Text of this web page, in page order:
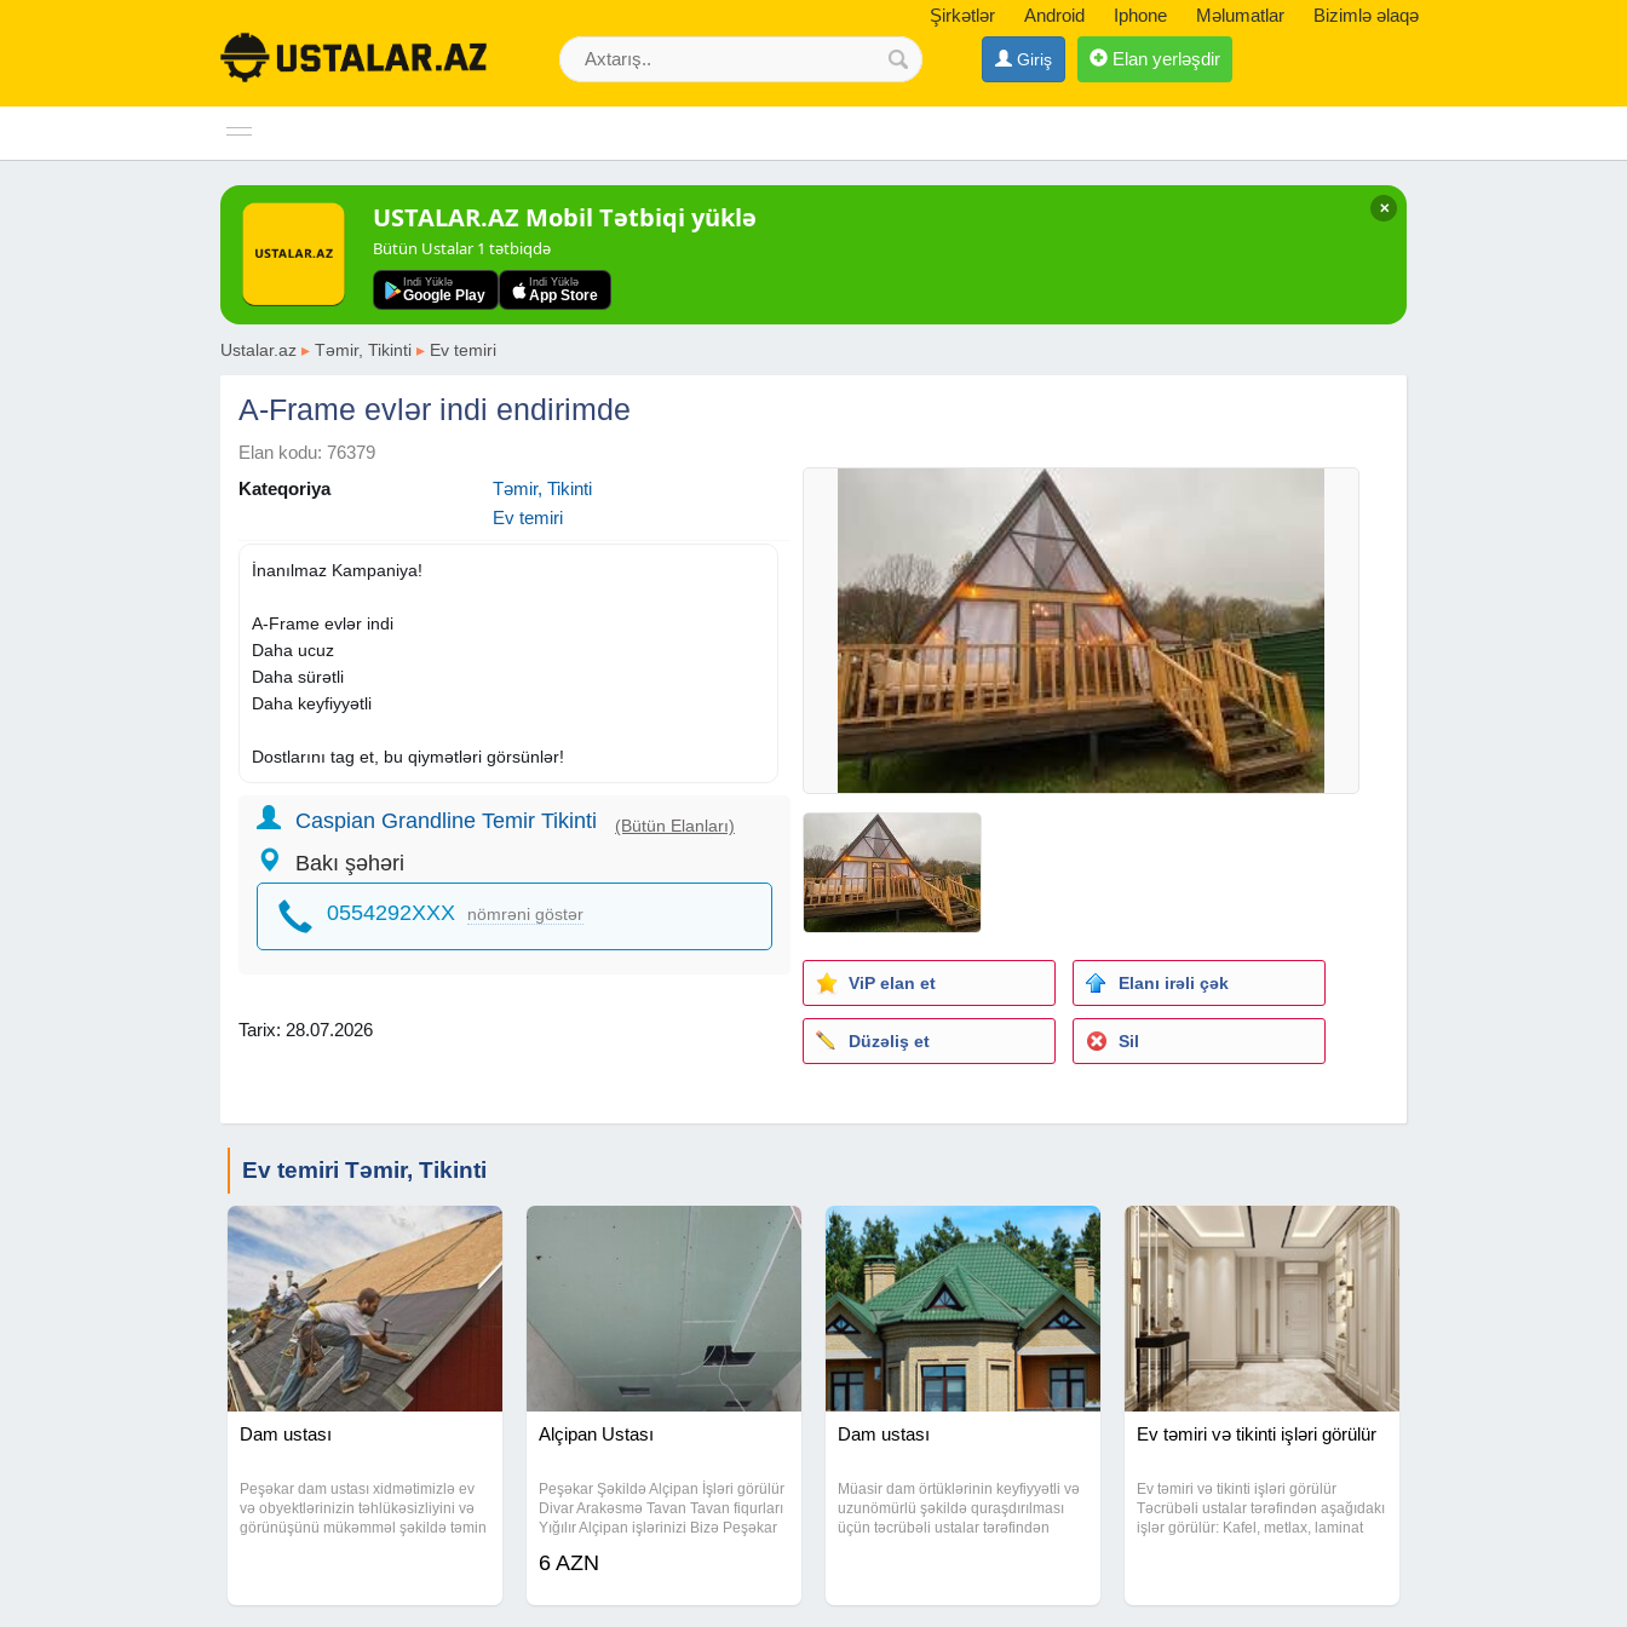
Şirkətlər Android Iphone Məlumatlar Bizimlə əlaqə
Giriş Elan yerləşdir
✕
USTALAR.AZ Mobil Tətbiqi yüklə
Bütün Ustalar 1 tətbiqdə
Indi Yüklə
Google Play
Indi Yüklə
App Store
Ustalar.az ▸ Təmir, Tikinti ▸ Ev temiri
A-Frame evlər indi endirimde
Elan kodu: 76379
Kateqoriya
Təmir, Tikinti
Ev temiri
İnanılmaz Kampaniya!
A-Frame evlər indi
Daha ucuz
Daha sürətli
Daha keyfiyyətli
Dostlarını tag et, bu qiymətləri görsünlər!
Caspian Grandline Temir Tikinti (Bütün Elanları)
Bakı şəhəri
0554292XXX nömrəni göstər
Tarix: 28.07.2026
ViP elan et Elanı irəli çək
Düzəliş et Sil
Ev temiri Təmir, Tikinti
Dam ustası
Peşəkar dam ustası xidmətimizlə ev
və obyektlərinizin təhlükəsizliyini və
görünüşünü mükəmməl şəkildə təmin
uzunömürlülük təmin
Alçipan Ustası
Peşəkar Şəkildə Alçipan İşləri görülür
Divar Arakəsmə Tavan Tavan fiqurları
Yığılır Alçipan işlərinizi Bizə Peşəkar
6 AZN
Dam ustası
Müasir dam örtüklərinin keyfiyyətli və
uzunömürlü şəkildə quraşdırılması
üçün təcrübəli ustalar tərəfindən
Ev təmiri və tikinti işləri görülür
Ev təmiri və tikinti işləri görülür
Təcrübəli ustalar tərəfindən aşağıdakı
işlər görülür: Kafel, metlax, laminat